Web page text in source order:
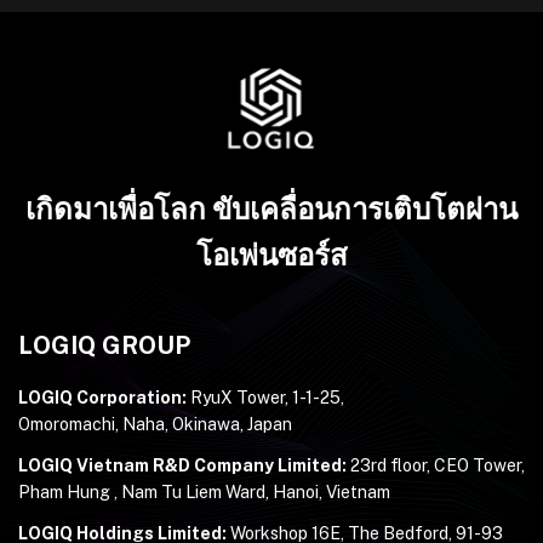
เกิดมาเพื่อโลก ขับเคลื่อนการเติบโตผ่าน
โอเพ่นซอร์ส
LOGIQ GROUP
LOGIQ Corporation: RyuX Tower, 1-1-25,
Omoromachi, Naha, Okinawa, Japan
LOGIQ Vietnam R&D Company Limited: 23rd floor, CEO Tower,
Pham Hung , Nam Tu Liem Ward, Hanoi, Vietnam
LOGIQ Holdings Limited: Workshop 16E, The Bedford, 91-93